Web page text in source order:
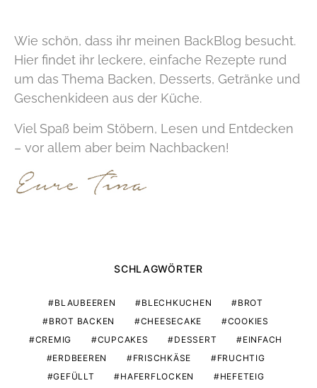
Wie schön, dass ihr meinen BackBlog besucht.
Hier findet ihr leckere, einfache Rezepte rund
um das Thema Backen, Desserts, Getränke und
Geschenkideen aus der Küche.
Viel Spaß beim Stöbern, Lesen und Entdecken
– vor allem aber beim Nachbacken!
SCHLAGWÖRTER
BLAUBEEREN BLECHKUCHEN
BROT
BROT BACKEN
CHEESECAKE
COOKIES
CREMIG
CUPCAKES DESSERT
EINFACH
ERDBEEREN
FRISCHKÄSE
FRUCHTIG
GEFÜLLT
HAFERFLOCKEN
HEFETEIG